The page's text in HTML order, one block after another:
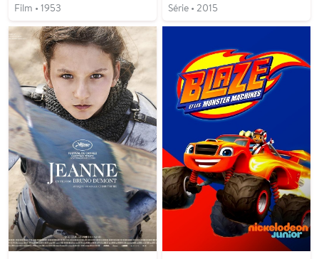
Film • 1953 Série • 2015